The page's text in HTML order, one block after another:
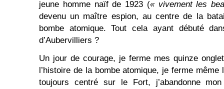
jeune homme naïf de 1923 (« vivement les
devenu un maître espion, au centre de la
bombe atomique. Tout cela ayant débuté
d’Aubervilliers ?
Un jour de courage, je ferme mes quinze
l’histoire de la bombe atomique, je ferme même
toujours centré sur le Fort, j’abandonne